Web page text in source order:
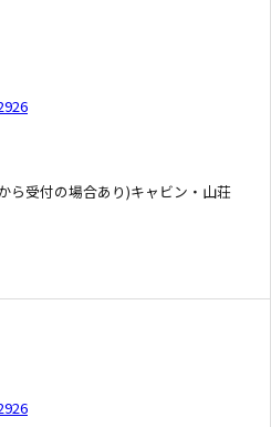
ら受付の場合あり)キャビン・山荘